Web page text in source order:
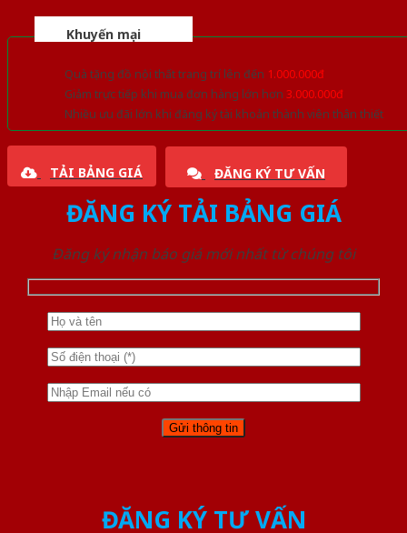
Khuyến mại
Quà tặng đồ nội thất trang trí lên đến 1.000.000đ
Giảm trực tiếp khi mua đơn hàng lớn hơn 3.000.000đ
Nhiều ưu đãi lớn khi đăng ký tài khoản thành viên thân thiết
TẢI BẢNG GIÁ ĐĂNG KÝ TƯ VẤN
ĐĂNG KÝ TẢI BẢNG GIÁ
Đăng ký nhận báo giá mới nhất từ chúng tôi
ĐĂNG KÝ TƯ VẤN